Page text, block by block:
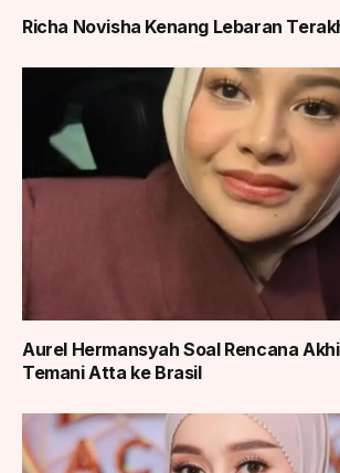
Richa Novisha Kenang Lebaran
Aurel Hermansyah Soal Rencana
Temani Atta ke Brasil